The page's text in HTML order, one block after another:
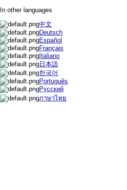
In other languages
中文
Deutsch
Español
Français
Italiano
日本語
한국어
Português
Русский
ภาษาไทย